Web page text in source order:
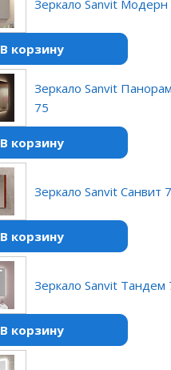
Зеркало Sanvit Модерн
В корзину
Зеркало Sanvit
75
В корзину
Зеркало Sanvit Санвит
В корзину
Зеркало Sanvit Тандем
В корзину